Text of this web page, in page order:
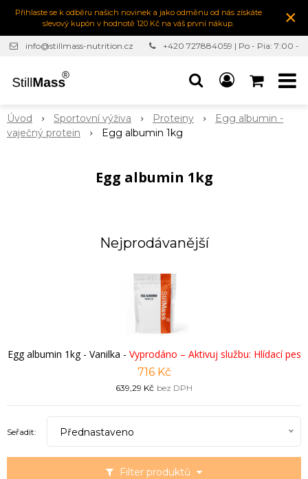
Přihlaste se k odběru našich novinek a jako odměnu od nás získáte
slevový kupón v hodnotě 120 Kč na váš první nákup.
×
info@stillmass-nutrition.cz
+420 727884059 | Po - Pia: 7:00 -
Úvod Sportovní výživa Proteiny
Egg albumin -
vaječný protein
Egg albumin 1kg
Egg albumin 1kg
Nejprodávanější
Egg albumin 1kg - Vanilka - Vyprodáno – Aktivuj službu: Hlídací pes
716 Kč
639,29 Kč bez DPH
Filter produktů
Seřadit: Přednastaveno